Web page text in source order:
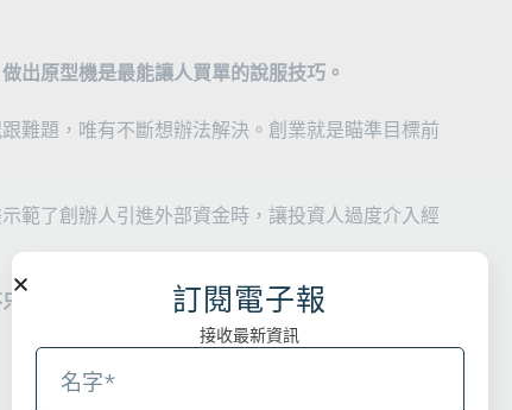
出原型機是最能讓人買單的說服技巧。
難題，唯有不斷想辦法解決。創業就是瞄準目標前
範了創辦人引進外部資金時，讓投資人過度介入經
投資人，經營團隊的內鬥也是創業失敗的排行榜上
訂閱電子報
接收最新資訊